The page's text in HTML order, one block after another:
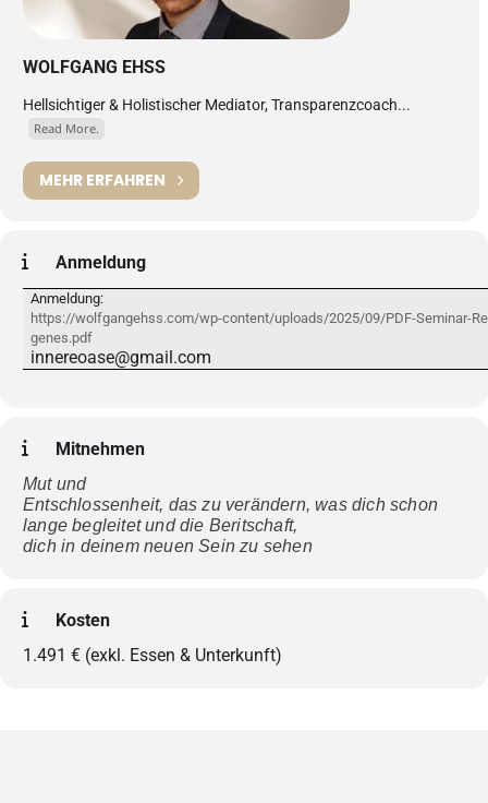
WOLFGANG EHSS
Hellsichtiger & Holistischer Mediator, Transparenzcoach...
Read More.
MEHR ERFAHREN
Anmeldung
Anmeldung:
https://wolfgangehss.com/wp-content/uploads/2025/09/PDF-Seminar-
genes.pdf
innereoase@gmail.com
Mitnehmen
Mut und
Entschlossenheit, das zu verändern, was dich schon
lange begleitet und die Beritschaft,
dich in deinem neuen Sein zu sehen
Kosten
1.491 € (exkl. Essen & Unterkunft)